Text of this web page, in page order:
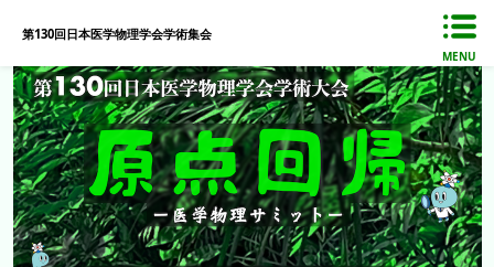
第130回日本医学物理学会学術集会
MENU